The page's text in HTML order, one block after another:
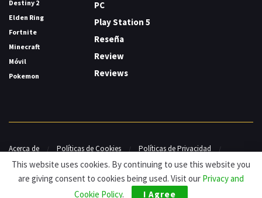
Destiny 2
Elden Ring
Fortnite
Minecraft
Móvil
Pokemon
PC
Play Station 5
Reseña
Review
Reviews
Acerca de Políticas de Cookies
Políticas de Privacidad
Contacto
© HDG Hablamos de Gamers 2026.
This website uses cookies. By continuing to use this website you
are giving consent to cookies being used. Visit our Privacy and
Cookie Policy. I Agree